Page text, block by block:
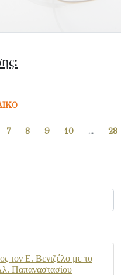
7 8 9 10 ... 28
τον Ε. Βενιζέλο με το
Παπαναστασίου